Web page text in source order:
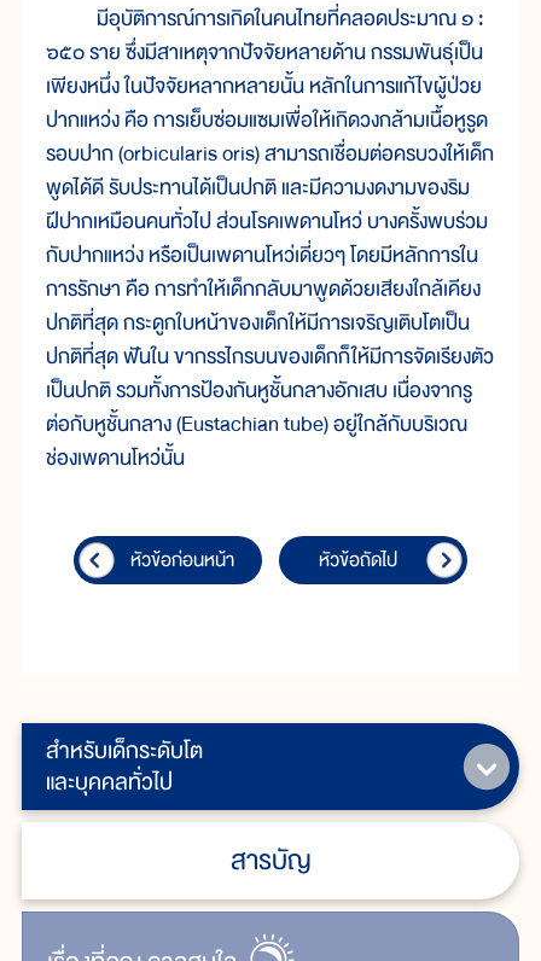
สำหรับเด็กระดับโต
และบุคคลทั่วไป
สารบัญ
มีอุบัติการณ์การเกิดในคนไทยที่คลอดประมาณ ๑ :
๖๕๐ ราย ซึ่งมีสาเหตุจากปัจจัยหลายด้าน กรรมพันธุ์เป็น
เพียงหนึ่ง ในปัจจัยหลากหลายนั้น หลักในการแก้ไขผู้ป่วย
ปากแหว่ง คือ การเย็บซ่อมแซมเพื่อให้เกิดวงกล้ามเนื้อหูรูด
รอบปาก (orbicularis oris) สามารถเชื่อมต่อครบวงให้เด็ก
พูดได้ดี รับประทานได้เป็นปกติ และมีความงดงามของริม
ฝีปากเหมือนคนทั่วไป ส่วนโรคเพดานโหว่ บางครั้งพบร่วม
กับปากแหว่ง หรือเป็นเพดานโหว่เดี่ยวๆ โดยมีหลักการใน
การรักษา คือ การทำให้เด็กกลับมาพูดด้วยเสียงใกล้เคียง
ปกติที่สุด กระดูกใบหน้าของเด็กให้มีการเจริญเติบโตเป็น
ปกติที่สุด ฟันใน ขากรรไกรบนของเด็กก็ให้มีการจัดเรียงตัว
เป็นปกติ รวมทั้งการป้องกันหูชั้นกลางอักเสบ เนื่องจากรู
ต่อกับหูชั้นกลาง (Eustachian tube) อยู่ใกล้กับบริเวณ
ช่องเพดานโหว่นั้น
หัวข้อก่อนหน้า หัวข้อถัดไป